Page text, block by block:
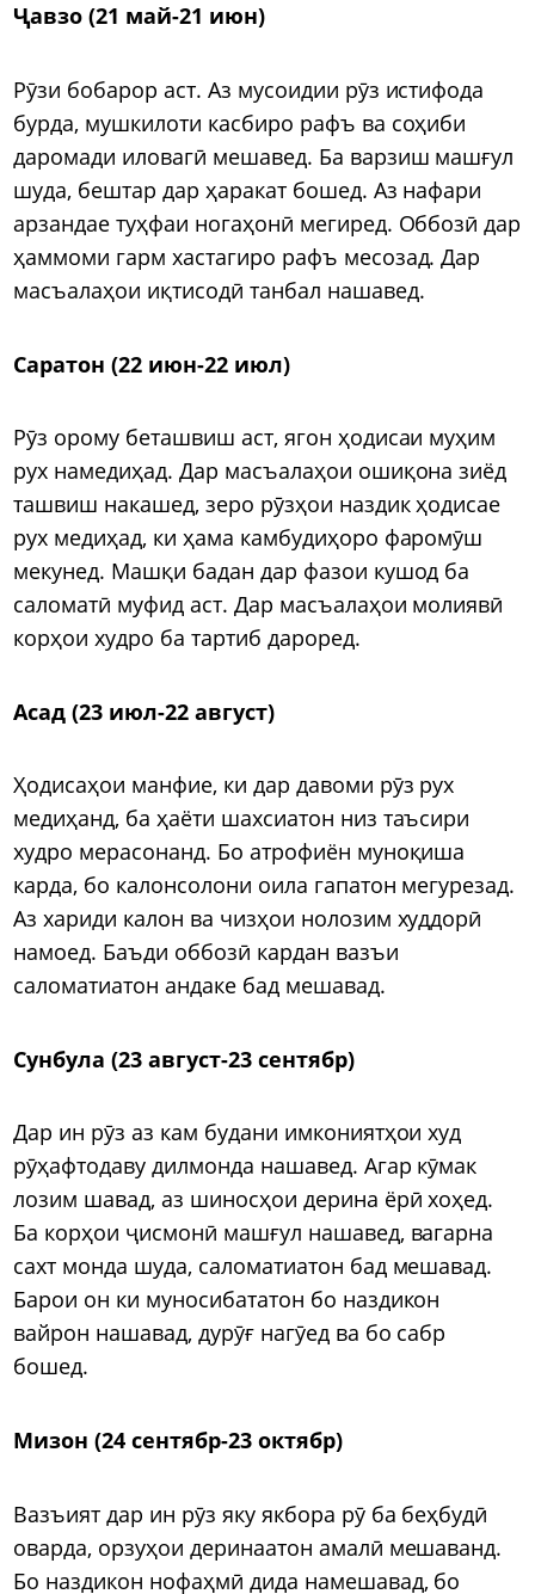
Ҷавзо (21 май-21 июн)
Рӯзи бобарор аст. Аз мусоидии рӯз истифода
бурда, мушкилоти касбиро рафъ ва соҳиби
даромади иловагӣ мешавед. Ба варзиш машғул
шуда, бештар дар ҳаракат бошед. Аз нафари
арзандае туҳфаи ногаҳонӣ мегиред. Оббозӣ дар
ҳаммоми гарм хастагиро рафъ месозад. Дар
масъалаҳои иқтисодӣ танбал нашавед.
Саратон (22 июн-22 июл)
Рӯз орому беташвиш аст, ягон ҳодисаи муҳим
рух намедиҳад. Дар масъалаҳои ошиқона зиёд
ташвиш накашед, зеро рӯзҳои наздик ҳодисае
рух медиҳад, ки ҳама камбудиҳоро фаромӯш
мекунед. Машқи бадан дар фазои кушод ба
саломатӣ муфид аст. Дар масъалаҳои молиявӣ
корҳои худро ба тартиб дароред.
Асад (23 июл-22 август)
Ҳодисаҳои манфие, ки дар давоми рӯз рух
медиҳанд, ба ҳаёти шахсиатон низ таъсири
худро мерасонанд. Бо атрофиён муноқиша
карда, бо калонсолони оила гапатон мегурезад.
Аз хариди калон ва чизҳои нолозим худдорӣ
намоед. Баъди оббозӣ кардан вазъи
саломатиатон андаке бад мешавад.
Сунбула (23 август-23 сентябр)
Дар ин рӯз аз кам будани имкониятҳои худ
рӯҳафтодаву дилмонда нашавед. Агар кӯмак
лозим шавад, аз шиносҳои дерина ёрӣ хоҳед.
Ба корҳои ҷисмонӣ машғул нашавед, вагарна
сахт монда шуда, саломатиатон бад мешавад.
Барои он ки муносибататон бо наздикон
вайрон нашавад, дурӯғ нагӯед ва бо сабр
бошед.
Мизон (24 сентябр-23 октябр)
Вазъият дар ин рӯз яку якбора рӯ ба беҳбудӣ
оварда, орзуҳои деринаатон амалӣ мешаванд.
Бо наздикон нофаҳмӣ дида намешавад, бо